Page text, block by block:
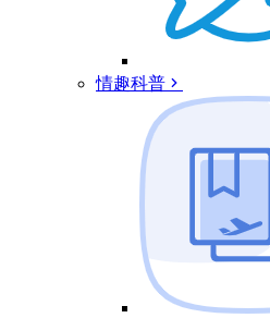
情趣科普